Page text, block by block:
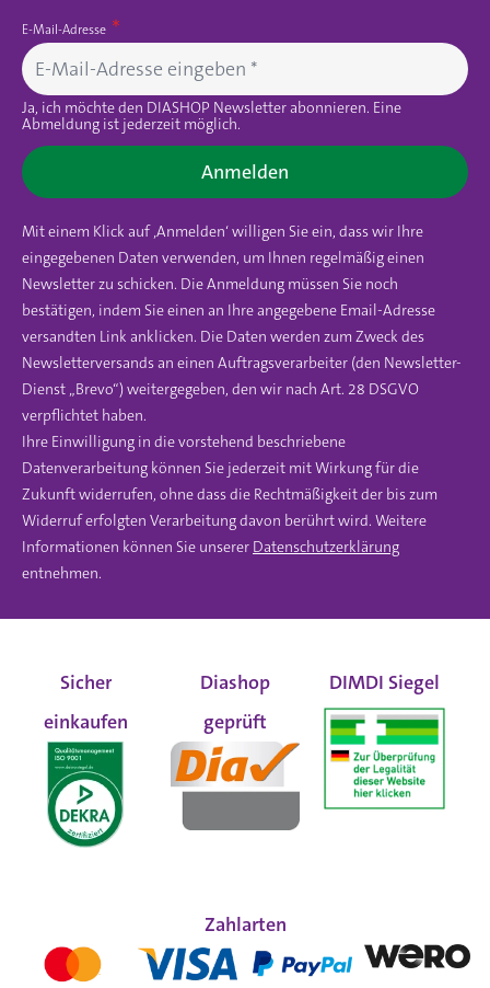
E-Mail-Adresse
Ja, ich möchte den DIASHOP Newsletter abonnieren. Eine
Abmeldung ist jederzeit möglich.
Anmelden
Mit einem Klick auf ‚Anmelden‘ willigen Sie ein, dass wir Ihre
eingegebenen Daten verwenden, um Ihnen regelmäßig einen
Newsletter zu schicken. Die Anmeldung müssen Sie noch
bestätigen, indem Sie einen an Ihre angegebene Email-Adresse
versandten Link anklicken. Die Daten werden zum Zweck des
Newsletterversands an einen Auftragsverarbeiter (den Newsletter-
Dienst „Brevo“) weitergegeben, den wir nach Art. 28 DSGVO
verpflichtet haben.
Ihre Einwilligung in die vorstehend beschriebene
Datenverarbeitung können Sie jederzeit mit Wirkung für die
Zukunft widerrufen, ohne dass die Rechtmäßigkeit der bis zum
Widerruf erfolgten Verarbeitung davon berührt wird. Weitere
Informationen können Sie unserer Datenschutzerklärung
entnehmen.
Sicher
einkaufen
Diashop
geprüft
DIMDI Siegel
Zahlarten